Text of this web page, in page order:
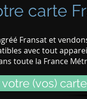
carte
Fransat et
avec tout
toute la France
(vos)